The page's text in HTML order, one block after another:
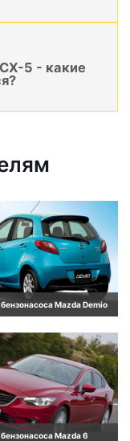
5 - какие
Mazda Demio
Mazda 6